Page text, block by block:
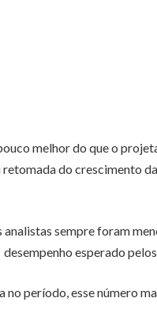
melhor do que o
do crescimento
sempre foram
desempenho esperado
período, esse número